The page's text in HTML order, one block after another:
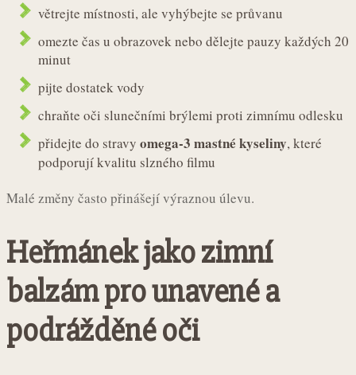
větrejte místnosti, ale vyhýbejte se průvanu
omezte čas u obrazovek nebo dělejte pauzy každých 20
minut
pijte dostatek vody
chraňte oči slunečními brýlemi proti zimnímu odlesku
přidejte do stravy omega-3 mastné kyseliny, které
podporují kvalitu slzného filmu
Malé změny často přinášejí výraznou úlevu.
Heřmánek jako zimní
balzám pro unavené a
podrážděné oči